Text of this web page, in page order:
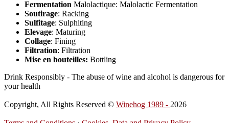
Fermentation Malolactique: Malolactic Fermentation
Soutirage: Racking
Sulfitage: Sulphiting
Elevage: Maturing
Collage: Fining
Filtration: Filtration
Mise en bouteilles: Bottling
Drink Responsibly - The abuse of wine and alcohol is dangerous for
your health
Copyright, All Rights Reserved © Winehog 1989 - 2026